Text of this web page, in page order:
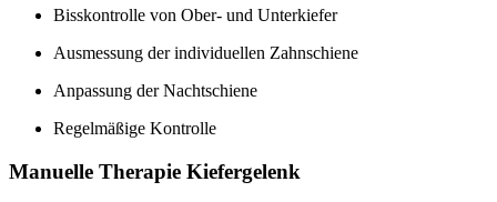
Bisskontrolle von Ober- und Unterkiefer
Ausmessung der individuellen Zahnschiene
Anpassung der Nachtschiene
Regelmäßige Kontrolle
Manuelle Therapie Kiefergelenk